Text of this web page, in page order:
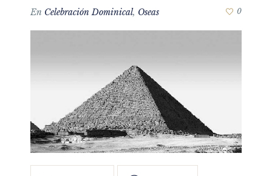
En Celebración Dominical, Oseas 0